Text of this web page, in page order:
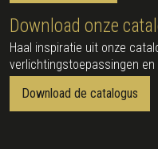
Download onze
Haal inspiratie uit onze
verlichtingstoepassingen
Download de catalogus